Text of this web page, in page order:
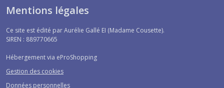
Mentions légales
Ce site est édité par Aurélie Gallé EI (Madame Cousette).
SIREN : 889770665
Hébergement via eProShopping
Gestion des cookies
Données personnelles